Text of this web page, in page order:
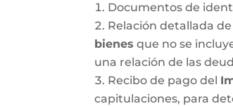
Documentos de
Relación detallada de
bienes que no se
una relación de las
Recibo de pago del
capitulaciones, para